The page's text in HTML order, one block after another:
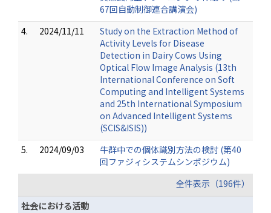
67回自動制御連合講演会)
4.
2024/11/11
Study on the Extraction Method of
Activity Levels for Disease
Detection in Dairy Cows Using
Optical Flow Image Analysis (13th
International Conference on Soft
Computing and Intelligent Systems
and 25th International Symposium
on Advanced Intelligent Systems
(SCIS&ISIS))
5.
2024/09/03
牛群中での個体識別方法の検討 (第40
回ファジィシステムシンポジウム)
全件表示（196件）
社会における活動